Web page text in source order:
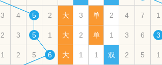
3 4 5 2 大 3 单 2 4 7 1
2 3 5 1 大 2 单 1 3 6 3
1 2 5 6 大 1 1 双 2 5 1